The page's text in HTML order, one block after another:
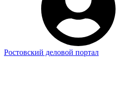
Ростовский деловой портал